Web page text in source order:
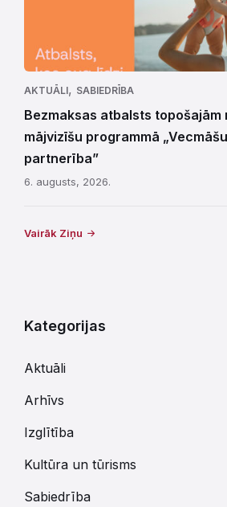
AKTUĀLI, SABIEDRĪBA
Bezmaksas atbalsts topošajām
mājvizīšu programmā
partnerība”
6. augusts, 2026.
Vairāk Ziņu
Kategorijas
Aktuāli
Arhīvs
Izglītība
Kultūra un tūrisms
Sabiedrība